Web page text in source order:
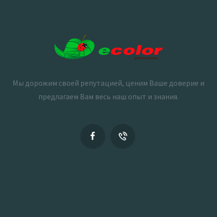
Мы дорожим своей репутацией, ценим Ваше доверие и
предлагаем Вам весь наш опыт и знания.